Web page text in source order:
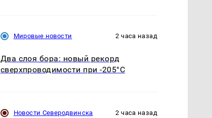
Мировые новости 2 часа назад
Два слоя бора: новый рекорд
сверхпроводимости при -205°C
Новости Северодвинска 2 часа назад